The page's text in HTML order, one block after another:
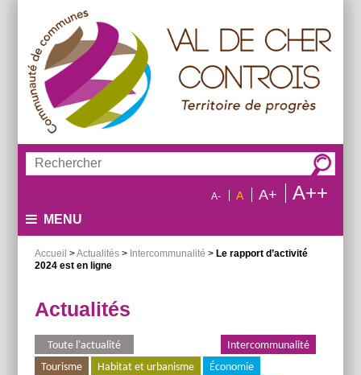
menu
contenu
recherche
Rechercher :
A- A A+ A++
MENU
Accueil >Actualités> Intercommunalité > Le rapport d’activité
2024 est en ligne
Actualités
Toute l'actualité
Intercommunalité
Tourisme
Habitat et urbanisme
Économie